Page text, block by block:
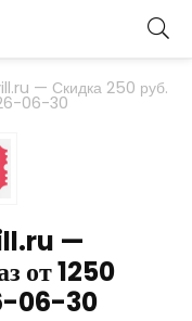
— Скидка 250 руб.
06-30
—
от 1250
06-30